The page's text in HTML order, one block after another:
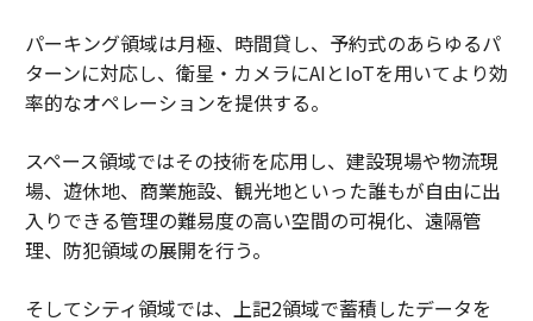
パーキング領域は月極、時間貸し、予約式のあらゆるパ
ターンに対応し、衛星・カメラにAIとIoTを用いてより効
率的なオペレーションを提供する。
スペース領域ではその技術を応用し、建設現場や物流現
場、遊休地、商業施設、観光地といった誰もが自由に出
入りできる管理の難易度の高い空間の可視化、遠隔管
理、防犯領域の展開を行う。
そしてシティ領域では、上記2領域で蓄積したデータを